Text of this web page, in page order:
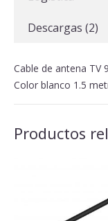
Descargas (2)
Cable de antena TV
Color blanco 1.5
Productos